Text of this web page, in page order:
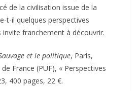
de la civilisation issue de la
t-il quelques perspectives
franchement à découvrir.
et le politique, Paris,
France (PUF), « Perspectives
400 pages, 22 €.